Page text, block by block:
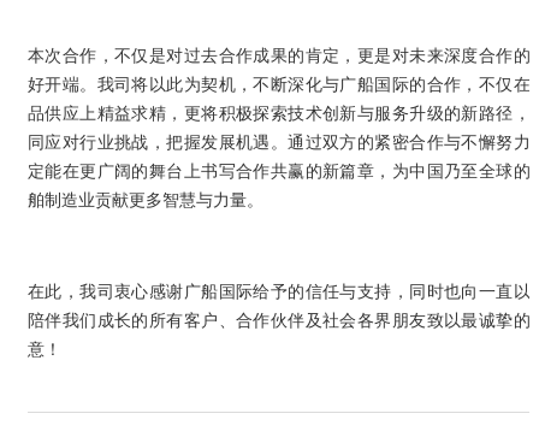
本次合作，不仅是对过去合作成果的肯定，更是对未来深度合作的
好开端。我司将以此为契机，不断深化与广船国际的合作，不仅在
品供应上精益求精，更将积极探索技术创新与服务升级的新路径，
同应对行业挑战，把握发展机遇。通过双方的紧密合作与不懈努力
定能在更广阔的舞台上书写合作共赢的新篇章，为中国乃至全球的
舶制造业贡献更多智慧与力量。
在此，我司衷心感谢广船国际给予的信任与支持，同时也向一直以
陪伴我们成长的所有客户、合作伙伴及社会各界朋友致以最诚挚的
意！